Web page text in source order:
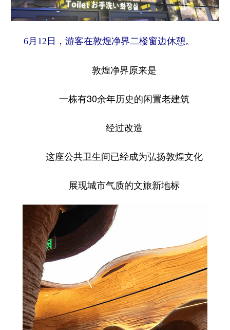
6月12日，游客在敦煌净界二楼窗边休憩。
敦煌净界原来是
一栋有30余年历史的闲置老建筑
经过改造
这座公共卫生间已经成为弘扬敦煌文化
展现城市气质的文旅新地标